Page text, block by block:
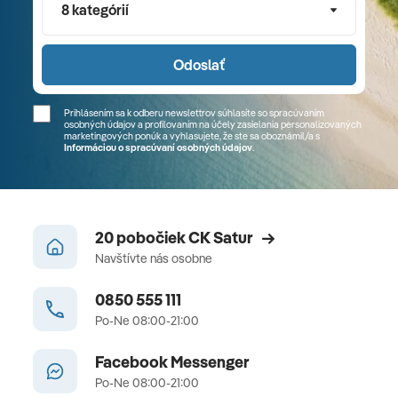
8 kategórií
Odoslať
Prihlásením sa k odberu newslettrov súhlasíte so spracúvaním
osobných údajov a profilovaním na účely zasielania personalizovaných
marketingových ponúk a vyhlasujete, že ste sa oboznámil/a s
Informáciou o spracúvaní osobných údajov.
20 pobočiek CK Satur
Navštívte nás osobne
0850 555 111
Po-Ne 08:00-21:00
Facebook Messenger
Po-Ne 08:00-21:00